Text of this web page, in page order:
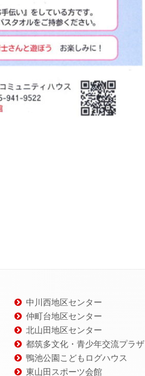
中川西地区センター
仲町台地区センター
北山田地区センター
都筑多文化・青少年交流プラザ
鴨池公園こどもログハウス
東山田スポーツ会館